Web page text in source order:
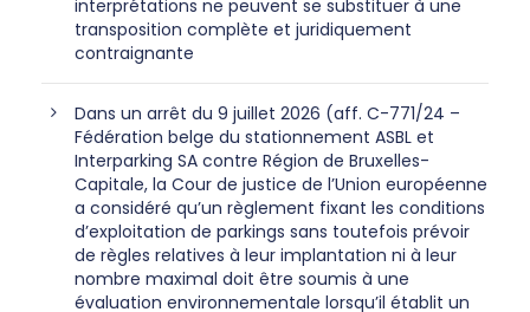
interprétations ne peuvent se substituer à une
transposition complète et juridiquement
contraignante
Dans un arrêt du 9 juillet 2026 (aff. C-771/24 –
Fédération belge du stationnement ASBL et
Interparking SA contre Région de Bruxelles-
Capitale, la Cour de justice de l’Union européenne
a considéré qu’un règlement fixant les conditions
d’exploitation de parkings sans toutefois prévoir
de règles relatives à leur implantation ni à leur
nombre maximal doit être soumis à une
évaluation environnementale lorsqu’il établit un